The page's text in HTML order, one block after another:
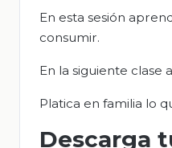
En esta sesión
consumir.
En la siguiente clase
Platica en familia lo
Descarga